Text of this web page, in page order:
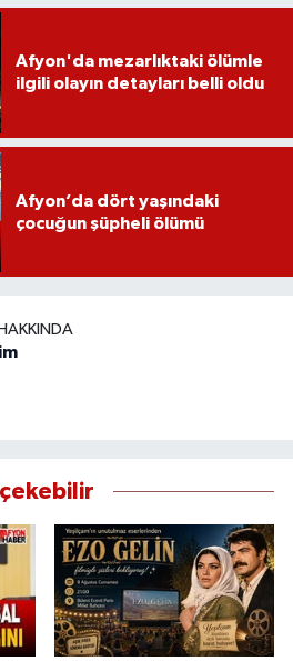
Afyon'da mezarlıktaki ölümle
ilgili olayın detayları belli oldu
Afyon’da dört yaşındaki
çocuğun şüpheli ölümü